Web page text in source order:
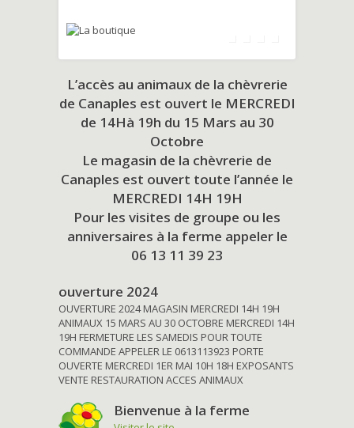
L’accès au animaux de la chèvrerie
de Canaples est ouvert le MERCREDI
de 14Hà 19h du 15 Mars au 30
Octobre
Le magasin de la chèvrerie de
Canaples est ouvert toute l’année le
MERCREDI 14H 19H
Pour les visites de groupe ou les
anniversaires à la ferme appeler le
06 13 11 39 23
ouverture 2024
OUVERTURE 2024 MAGASIN MERCREDI 14H 19H
ANIMAUX 15 MARS AU 30 OCTOBRE MERCREDI 14H
19H FERMETURE LES SAMEDIS POUR TOUTE
COMMANDE APPELER LE 0613113923 PORTE
OUVERTE MERCREDI 1ER MAI 10H 18H EXPOSANTS
VENTE RESTAURATION ACCES ANIMAUX
Bienvenue à la ferme